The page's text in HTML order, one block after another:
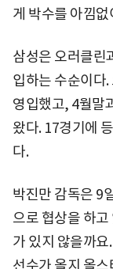
게 박수를 아낌
삼성은 오러클린
입하는 수순이다
영입했고, 4월말
왔다. 17경기에
다.
박진만 감독은 9
으로 협상을 하
가 있지 않을까
선수가 올지 올